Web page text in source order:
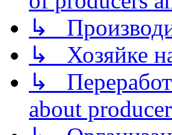
↳
↳ Хозяйке
↳
about